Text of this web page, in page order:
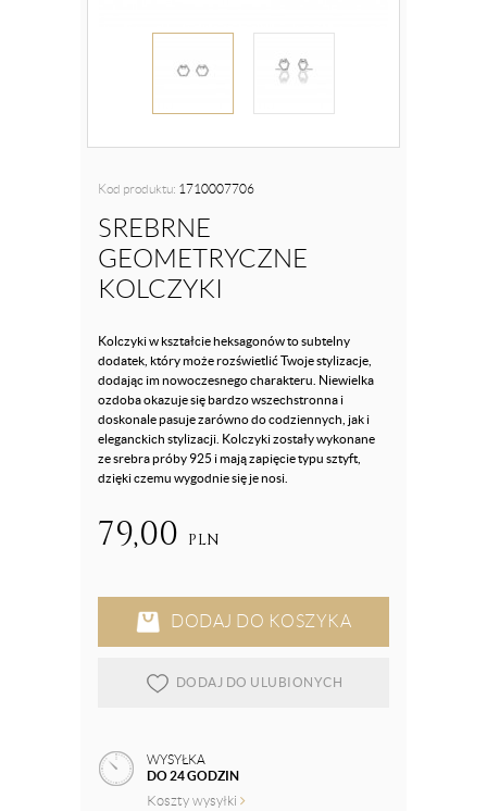
Kod produktu: 1710007706
SREBRNE
GEOMETRYCZNE
KOLCZYKI
Kolczyki w kształcie heksagonów to subtelny
dodatek, który może rozświetlić Twoje stylizacje,
dodając im nowoczesnego charakteru. Niewielka
ozdoba okazuje się bardzo wszechstronna i
doskonale pasuje zarówno do codziennych, jak i
eleganckich stylizacji. Kolczyki zostały wykonane
ze srebra próby 925 i mają zapięcie typu sztyft,
dzięki czemu wygodnie się je nosi.
79,00 PLN
DODAJ DO KOSZYKA
DODAJ DO ULUBIONYCH
WYSYŁKA
DO 24 GODZIN
Koszty wysyłki